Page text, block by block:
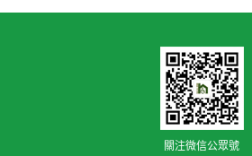
關注微信公眾號